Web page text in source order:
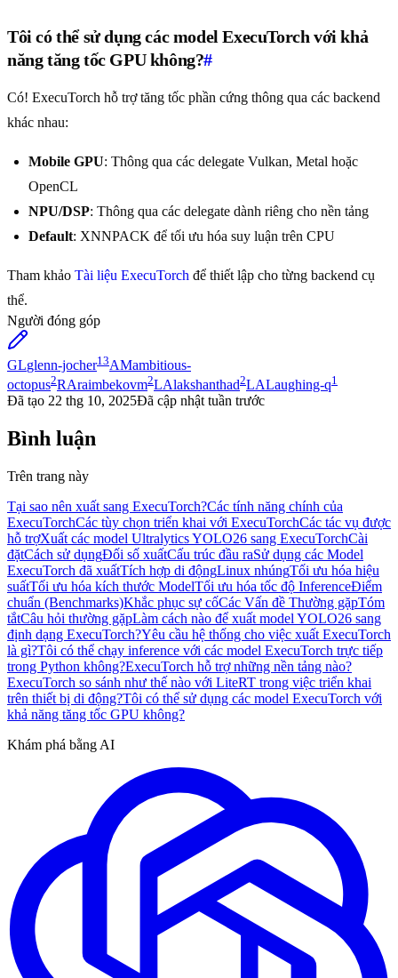
Tôi có thể sử dụng các model ExecuTorch với khả
năng tăng tốc GPU không?#
Có! ExecuTorch hỗ trợ tăng tốc phần cứng thông qua các backend
khác nhau:
Mobile GPU: Thông qua các delegate Vulkan, Metal hoặc
OpenCL
NPU/DSP: Thông qua các delegate dành riêng cho nền tảng
Default: XNNPACK để tối ưu hóa suy luận trên CPU
Tham khảo Tài liệu ExecuTorch để thiết lập cho từng backend cụ
thể.
Người đóng góp
GLglenn-jocher13AMambitious-
octopus2RAraimbekovm2LAlakshanthad2LALaughing-q1
Đã tạo 22 thg 10, 2025Đã cập nhật tuần trước
Bình luận
Trên trang này
Tại sao nên xuất sang ExecuTorch?Các tính năng chính của
ExecuTorchCác tùy chọn triển khai với ExecuTorchCác tác vụ được
hỗ trợXuất các model Ultralytics YOLO26 sang ExecuTorchCài
đặtCách sử dụngĐối số xuấtCấu trúc đầu raSử dụng các Model
ExecuTorch đã xuấtTích hợp di độngLinux nhúngTối ưu hóa hiệu
suấtTối ưu hóa kích thước ModelTối ưu hóa tốc độ InferenceĐiểm
chuẩn (Benchmarks)Khắc phục sự cốCác Vấn đề Thường gặpTóm
tắtCâu hỏi thường gặpLàm cách nào để xuất model YOLO26 sang
định dạng ExecuTorch?Yêu cầu hệ thống cho việc xuất ExecuTorch
là gì?Tôi có thể chạy inference với các model ExecuTorch trực tiếp
trong Python không?ExecuTorch hỗ trợ những nền tảng nào?
ExecuTorch so sánh như thế nào với LiteRT trong việc triển khai
trên thiết bị di động?Tôi có thể sử dụng các model ExecuTorch với
khả năng tăng tốc GPU không?
Khám phá bằng AI